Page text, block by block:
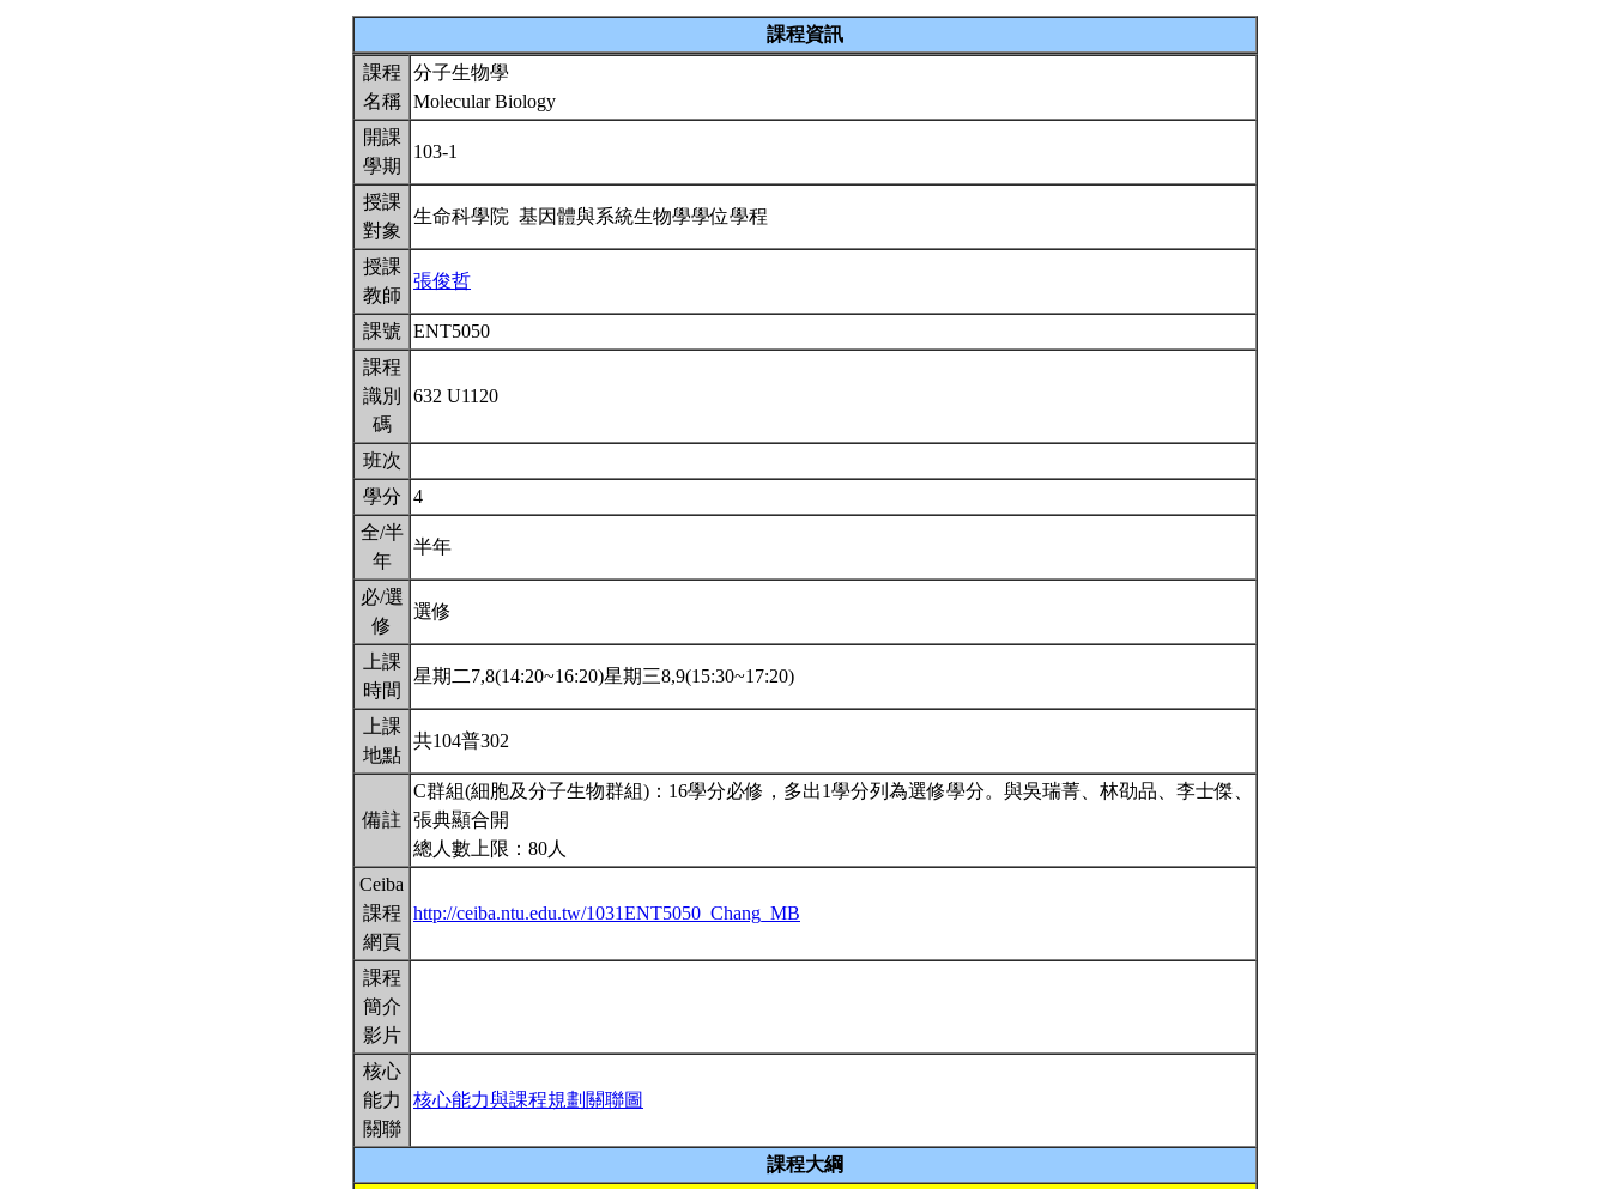
課程資訊
課程
名稱
分子生物學
Molecular Biology
開課
學期
103-1
授課
對象
生命科學院 基因體與系統生物學學位學程
授課
教師
張俊哲
課號
ENT5050
課程
識別
碼
632 U1120
班次
學分
4
全/半
年
半年
必/選
修
選修
上課
時間
星期二7,8(14:20~16:20)星期三8,9(15:30~17:20)
上課
地點
共104普302
備註
C群組(細胞及分子生物群組)：16學分必修，多出1學分列為選修學分。與吳瑞菁、林劭品、李士傑、
張典顯合開
總人數上限：80人
Ceiba
課程
網頁
http://ceiba.ntu.edu.tw/1031ENT5050_Chang_MB
課程
簡介
影片
核心
能力
關聯
核心能力與課程規劃關聯圖
課程大綱